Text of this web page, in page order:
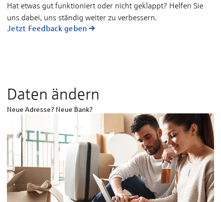
Hat et­was gut funk­tio­niert oder nicht ge­klappt? Hel­fen Sie
uns da­bei, uns stän­dig wei­ter zu ver­bes­sern.
Jetzt Feedback geben
Daten ändern
Neue Adresse? Neue Bank?